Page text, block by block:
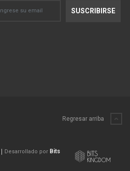
Regresar arriba
Desarrollado por Bits